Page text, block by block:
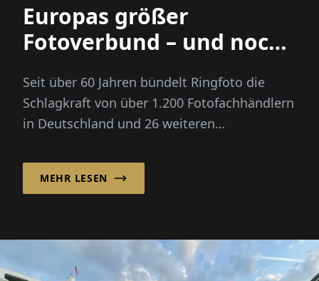
Europas größer
Fotoverbund – und noch
Seit über 60 Jahren bündelt Ringfoto die
Schlagkraft von über 1.200 Fotofachhändlern
in Deutschland und 26 weiteren
MEHR LESEN